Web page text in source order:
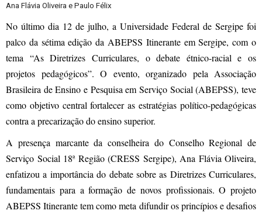
Ana Flávia Oliveira e Paulo Félix
No último dia 12 de julho, a Universidade Federal de Sergipe foi
palco da sétima edição da ABEPSS Itinerante em Sergipe, com o
tema “As Diretrizes Curriculares, o debate étnico-racial e os
projetos pedagógicos”. O evento, organizado pela Associação
Brasileira de Ensino e Pesquisa em Serviço Social (ABEPSS), teve
como objetivo central fortalecer as estratégias político-pedagógicas
contra a precarização do ensino superior.
A presença marcante da conselheira do Conselho Regional de
Serviço Social 18ª Região (CRESS Sergipe), Ana Flávia Oliveira,
enfatizou a importância do debate sobre as Diretrizes Curriculares,
fundamentais para a formação de novos profissionais. O projeto
ABEPSS Itinerante tem como meta difundir os princípios e desafios